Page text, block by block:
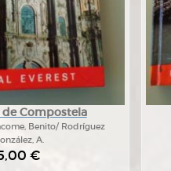
Compostela
Benito/ Rodríguez
A.
€